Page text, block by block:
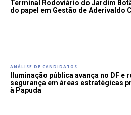
Terminal Rodoviário do Jardim
do papel em Gestão de Aderivaldo
ANÁLISE DE CANDIDATOS
Iluminação pública avança no DF e
segurança em áreas estratégicas
à Papuda